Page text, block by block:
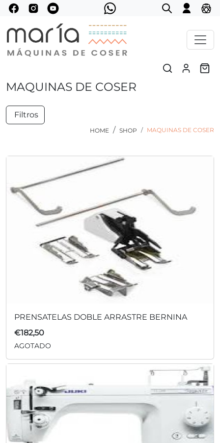
MAQUINAS DE COSER
Filtros
HOME SHOP MAQUINAS DE COSER
PRENSATELAS DOBLE ARRASTRE BERNINA
€182,50
AGOTADO